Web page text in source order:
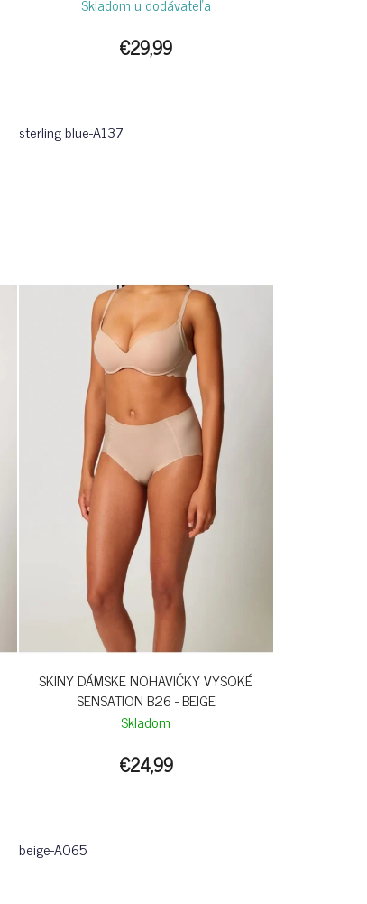
€29,99
sterling blue-A137
SKINY DÁMSKE NOHAVIČKY VYSOKÉ
SENSATION B26 - BEIGE
Skladom
€24,99
beige-A065